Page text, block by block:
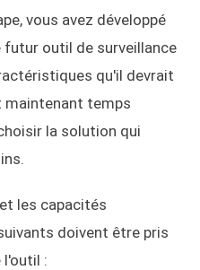
vous avez développé
futur outil de surveillance
qu'il devrait
maintenant temps
la solution qui
les capacités
doivent être pris
l'outil :